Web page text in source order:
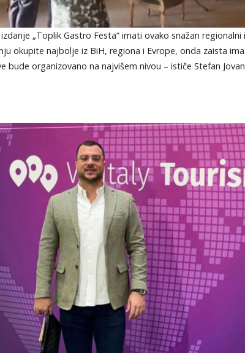
„Toplik Gastro Festa“ imati ovako snažan
okupite najbolje iz BiH, regiona i Evrope, onda zaista
bude organizovano na najvišem nivou – ističe Stefan